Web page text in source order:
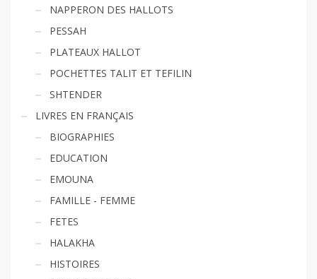
NAPPERON DES HALLOTS
PESSAH
PLATEAUX HALLOT
POCHETTES TALIT ET TEFILIN
SHTENDER
LIVRES EN FRANÇAIS
BIOGRAPHIES
EDUCATION
EMOUNA
FAMILLE - FEMME
FETES
HALAKHA
HISTOIRES